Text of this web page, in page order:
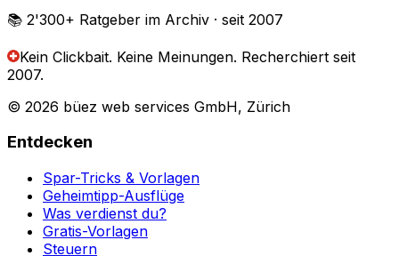
📚 2'300+ Ratgeber im Archiv · seit 2007
Kein Clickbait. Keine Meinungen. Recherchiert seit
2007.
© 2026 büez web services GmbH, Zürich
Entdecken
Spar-Tricks & Vorlagen
Geheimtipp-Ausflüge
Was verdienst du?
Gratis-Vorlagen
Steuern